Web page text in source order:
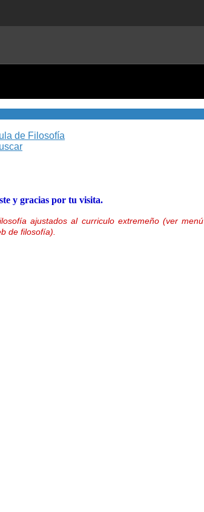
de Filosofía
y gracias por tu visita.
ajustados al curriculo extremeño (ver menú
de filosofía).